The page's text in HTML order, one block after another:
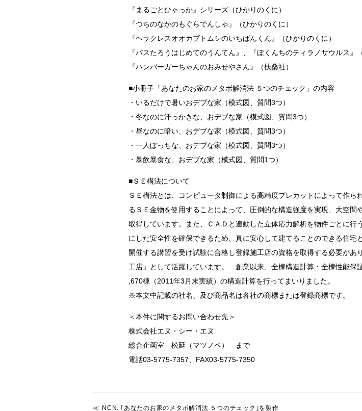
『まるごとひゃっか』シリーズ（ひかりのくに）
『つちのなかのもぐらでんしゃ』（ひかりのくに）
『ヘラクレスオオカブトムシのいちばんくん』（ひかりのくに）
『バスたろうはじめてのうんてん』、『ぼくんちのティラノサウルス』
『ハンバーガーちゃんのおみせやさん』（扶桑社）
■小冊子「あなたのお家のメタボ解消法 ５つのチェック」の内容
・いるだけで暑いおデブな家（模式図、質問3つ）
・冬なのに汗っかきな、おデブな家（模式図、質問3つ）
・昼なのに暗い、おデブな家（模式図、質問3つ）
・一人ぼっちな、おデブな家（模式図、質問3つ）
・暴飲暴食な、おデブな家（模式図、質問1つ）
■ＳＥ構法について
ＳＥ構法とは、コンピュータ制御による高精度プレカットによって作
るＳＥ金物を使用することによって、圧倒的な構造強度を実現、大空
取得しています。また、ＣＡＤと連動した立体応力解析を物件ごとに
にした安全性を確保できるため、真に安心して建てることのできる住
開催する講習を受け試験に合格し登録施工店の資格を取得する必要が
工店」として活躍しています。 創業以来、全棟構造計算・全棟性能保
,670棟（2011年3月末実績）の構造計算を行ってまいりました。
※本文中記載の社名、及び商品名は各社の商標または登録商標です。
＜本件に関するお問い合わせ先＞
株式会社エヌ・シー・エヌ
総合企画室 松延（マツノベ） まで
電話03-5775-7357、FAX03-5775-7350
NCN､｢あなたのお家のメタボ解消法 ５つのチェック｣を製作